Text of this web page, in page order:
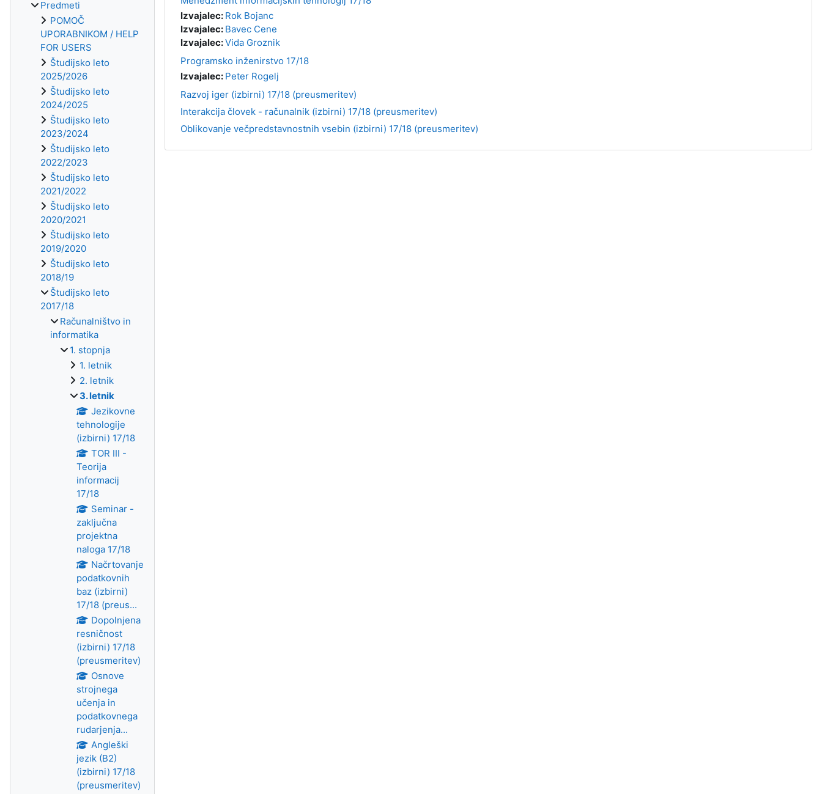
Izvajalec: Rok Bojanc
Izvajalec: Bavec Cene
Izvajalec:Vida Groznik
Programsko inženirstvo 17/18
Izvajalec: Peter Rogelj
Razvoj iger (izbirni) 17/18 (preusmeritev)
Interakcija človek - računalnik (izbirni) 17/18 (preusmeritev)
Oblikovanje večpredstavnostnih vsebin (izbirni) 17/18 (preusmeritev)
Predmeti
POMOČ
UPORABNIKOM / HELP
FOR USERS
Študijsko leto
2025/2026
Študijsko leto
2024/2025
Študijsko leto
2023/2024
Študijsko leto
2022/2023
Študijsko leto
2021/2022
Študijsko leto
2020/2021
Študijsko leto
2019/2020
Študijsko leto
2018/19
Študijsko leto
2017/18
Računalništvo in
informatika
1. stopnja
1. letnik
2. letnik
3. letnik
Jezikovne
tehnologije
(izbirni) 17/18
TOR III -
Teorija
informacij
17/18
Seminar -
zaključna
projektna
naloga 17/18
Načrtovanje
podatkovnih
baz (izbirni)
17/18 (preus...
Dopolnjena
resničnost
(izbirni) 17/18
(preusmeritev)
Osnove
strojnega
učenja in
podatkovnega
rudarjenja...
Angleški
jezik (B2)
(izbirni) 17/18
(preusmeritev)